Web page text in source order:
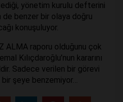
yönetim kurulu defterini
benzer bir olaya doğru
konuşuluyor.
ALMA raporu olduğunu çok
Kılıçdaroğlu’nun kararını
Sadece verilen bir görevi
bir şeye benzemiyor…